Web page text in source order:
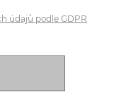
údajů podle GDPR